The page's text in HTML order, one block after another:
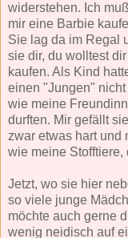
widerstehen. Ich
mir eine Barbie
Sie lag da im Regal
sie dir, du wolltest
kaufen. Als Kind
einen "Jungen"
wie meine
durften. Mir gefällt
zwar etwas hart und
wie meine Stofftiere,
Jetzt, wo sie hier
so viele junge
möchte auch gerne
wenig neidisch auf